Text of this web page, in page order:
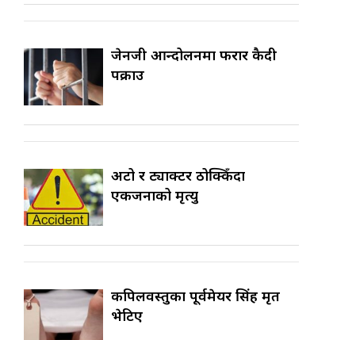
जेनजी आन्दोलनमा फरार कैदी
पक्राउ
अटो र ट्याक्टर ठोक्किँदा
एकजनाको मृत्यु
कपिलवस्तुका पूर्वमेयर सिंह मृत
भेटिए